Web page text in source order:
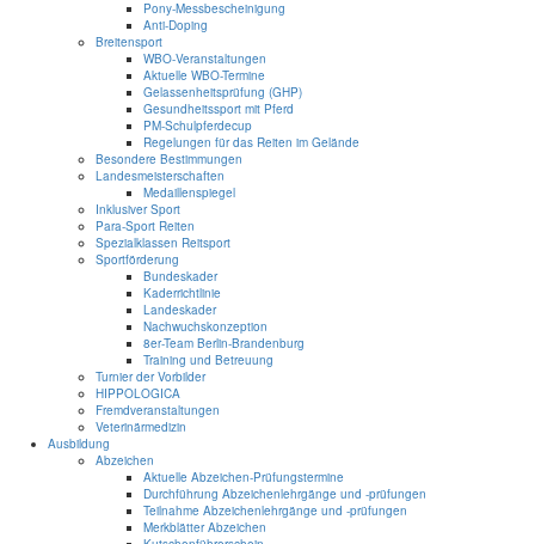
Pony-Messbescheinigung
Anti-Doping
Breitensport
WBO-Veranstaltungen
Aktuelle WBO-Termine
Gelassenheitsprüfung (GHP)
Gesundheitssport mit Pferd
PM-Schulpferdecup
Regelungen für das Reiten im Gelände
Besondere Bestimmungen
Landesmeisterschaften
Medaillenspiegel
Inklusiver Sport
Para-Sport Reiten
Spezialklassen Reitsport
Sportförderung
Bundeskader
Kaderrichtlinie
Landeskader
Nachwuchskonzeption
8er-Team Berlin-Brandenburg
Training und Betreuung
Turnier der Vorbilder
HIPPOLOGICA
Fremdveranstaltungen
Veterinärmedizin
Ausbildung
Abzeichen
Aktuelle Abzeichen-Prüfungstermine
Durchführung Abzeichenlehrgänge und -prüfungen
Teilnahme Abzeichenlehrgänge und -prüfungen
Merkblätter Abzeichen